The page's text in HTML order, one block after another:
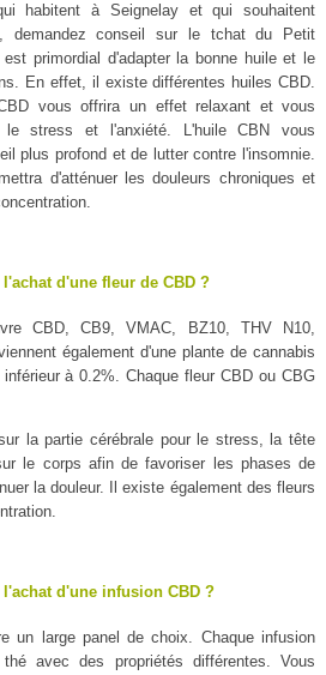
habitent à Seignelay et qui souhaitent
demandez conseil sur le tchat du Petit
primordial d'adapter la bonne huile et le
En effet, il existe différentes huiles CBD.
vous offrira un effet relaxant et vous
le stress et l'anxiété. L'huile CBN vous
plus profond et de lutter contre l'insomnie.
d'atténuer les douleurs chroniques et
d'une fleur de CBD ?
CBD, CB9, VMAC, BZ10, THV N10,
également d'une plante de cannabis
à 0.2%. Chaque fleur CBD ou CBG
la partie cérébrale pour le stress, la tête
le corps afin de favoriser les phases de
la douleur. Il existe également des fleurs
d'une infusion CBD ?
un large panel de choix. Chaque infusion
avec des propriétés différentes. Vous